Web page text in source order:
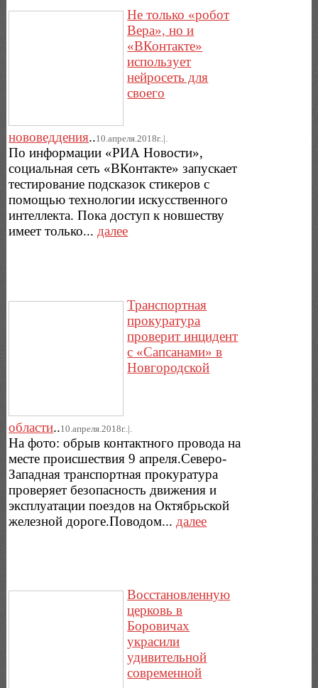
Не только «робот
Вера», но и
«ВКонтакте»
использует
нейросеть для
своего
нововеддения..10.апреля.2018г..|.
По информации «РИА Новости»,
социальная сеть «ВКонтакте» запускает
тестирование подсказок стикеров с
помощью технологии искусственного
интеллекта. Пока доступ к новшеству
имеет только...далее
Транспортная
прокуратура
проверит инцидент
с «Сапсанами» в
Новгородской
области..10.апреля.2018г..|.
На фото: обрыв контактного провода на
месте происшествия 9 апреля.Северо-
Западная транспортная прокуратура
проверяет безопасность движения и
эксплуатации поездов на Октябрьской
железной дороге.Поводом... далее
Восстановленную
церковь в
Боровичах
украсили
удивительной
современной